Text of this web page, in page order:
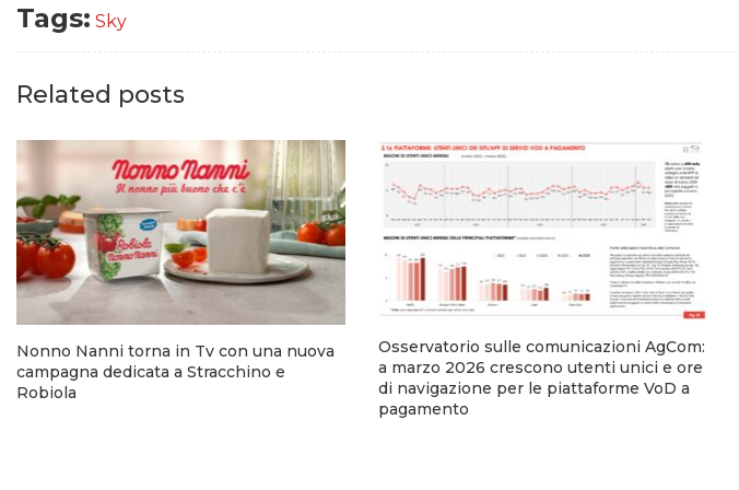
Tags: Sky
Related posts
Nonno Nanni torna in Tv con una nuova
campagna dedicata a Stracchino e
Robiola
Osservatorio sulle comunicazioni AgCom:
a marzo 2026 crescono utenti unici e ore
di navigazione per le piattaforme VoD a
pagamento